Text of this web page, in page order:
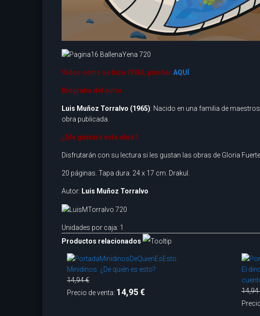
Video cómo se hizo YENA, pinchar AQUÍ
Biografía del autor
Luis Muñoz Torralvo (1965): Nacido en una familia de
obra publicada.
¿Me gustará esta obra?
Disfrutarán con su lectura si les gustan las obras de Gloria
20 páginas. Tapa dura. 24 x 17 cm. Drakul.
Autor: Luis Muñoz Torralvo
Unidades por caja: 1
Productos relacionados
Minidinos. ¿De quién es esto?
14,94 €
Precio de venta: 14,95 €
El
14,94